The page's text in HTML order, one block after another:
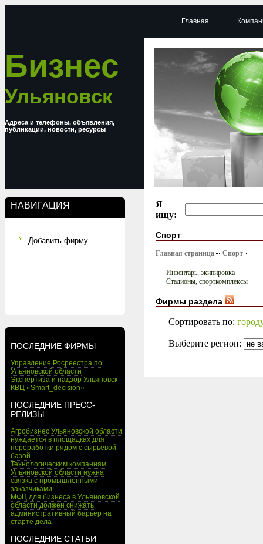
Бизнес
Ульяновск
Адреса и телефоны, объявления,
публикации, новости, ресурсы
НАВИГАЦИЯ
Добавить фирму
ПОСЛЕДНИЕ ФИРМЫ
Управление Росреестра по
Ульяновской области
Экспертиза и надзор Ульяновск
КВЦ «Smart_decision»
ПОСЛЕДНИЕ ПРЕСС-
РЕЛИЗЫ
Агробизнес Ульяновской области
нуждается в площадках для
переработки рядом с сырьевой
базой
Технологическим компаниям
Ульяновской области нужна
связка с промышленными
заказчиками
МФЦ для бизнеса в Ульяновской
области должен снижать
административный барьер на
старте дела
ПОСЛЕДНИЕ СТАТЬИ
Главная
Я
ищу:
Спорт
Главная страница Спорт
Инвентарь, экипировка
Стадионы, спорткомплексы
Фирмы раздела
Сортировать по:
Выберите регион: